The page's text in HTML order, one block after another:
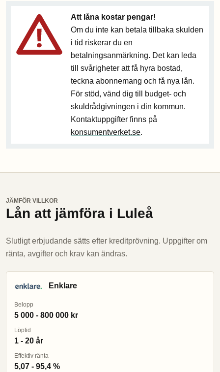
Att låna kostar pengar!
Om du inte kan betala tillbaka skulden
i tid riskerar du en
betalningsanmärkning. Det kan leda
till svårigheter att få hyra bostad,
teckna abonnemang och få nya lån.
För stöd, vänd dig till budget- och
skuldrådgivningen i din kommun.
Kontaktuppgifter finns på
konsumentverket.se.
JÄMFÖR VILLKOR
Lån att jämföra i Luleå
Slutligt erbjudande sätts efter kreditprövning. Uppgifter om
ränta, avgifter och krav kan ändras.
Enklare
Belopp
5 000 - 800 000 kr
Löptid
1 - 20 år
Effektiv ränta
5,07 - 95,4 %